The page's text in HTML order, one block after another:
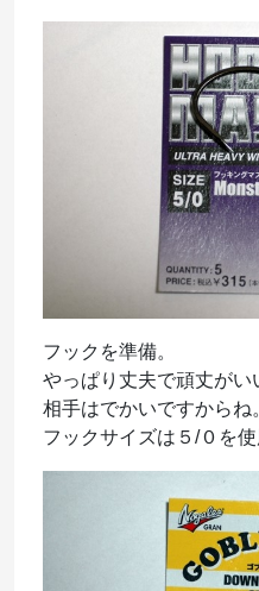
フックを準備。
やっぱり丈夫で頑丈がい
相手はでかいですからね
フックサイズは５/０を使